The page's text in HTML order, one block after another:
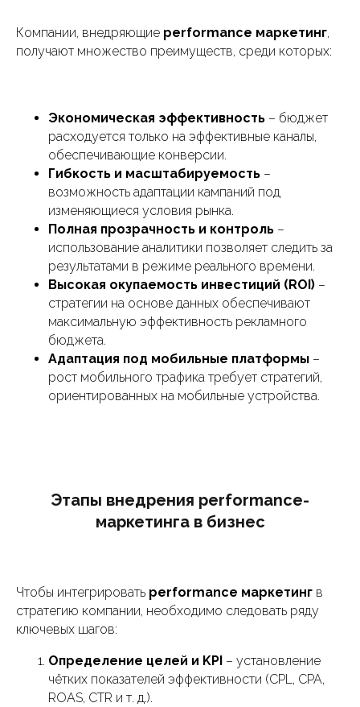
Компании, внедряющие performance маркетинг,
получают множество преимуществ, среди которых:
Экономическая эффективность – бюджет
расходуется только на эффективные каналы,
обеспечивающие конверсии.
Гибкость и масштабируемость –
возможность адаптации кампаний под
изменяющиеся условия рынка.
Полная прозрачность и контроль –
использование аналитики позволяет следить за
результатами в режиме реального времени.
Высокая окупаемость инвестиций (ROI) –
стратегии на основе данных обеспечивают
максимальную эффективность рекламного
бюджета.
Адаптация под мобильные платформы –
рост мобильного трафика требует стратегий,
ориентированных на мобильные устройства.
Этапы внедрения performance-
маркетинга в бизнес
Чтобы интегрировать performance маркетинг в
стратегию компании, необходимо следовать ряду
ключевых шагов:
Определение целей и KPI – установление
чётких показателей эффективности (CPL, CPA,
ROAS, CTR и т. д.).